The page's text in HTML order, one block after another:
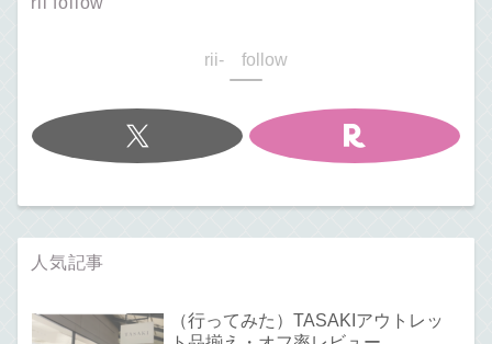
rii- follow
人気記事
（行ってみた）TASAKIアウトレッ